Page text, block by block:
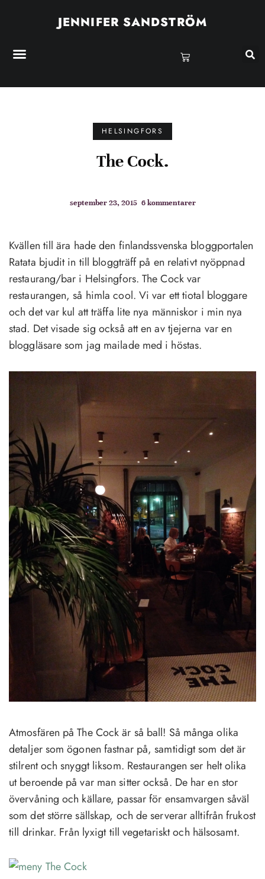
JENNIFER SANDSTRÖM
HELSINGFORS
The Cock.
september 23, 2015 6 kommentarer
Kvällen till ära hade den finlandssvenska bloggportalen
Ratata bjudit in till bloggträff på en relativt nyöppnad
restaurang/bar i Helsingfors. The Cock var
restaurangen, så himla cool. Vi var ett tiotal bloggare
och det var kul att träffa lite nya människor i min nya
stad. Det visade sig också att en av tjejerna var en
bloggläsare som jag mailade med i höstas.
Atmosfären på The Cock är så ball! Så många olika
detaljer som ögonen fastnar på, samtidigt som det är
stilrent och snyggt liksom. Restaurangen ser helt olika
ut beroende på var man sitter också. De har en stor
övervåning och källare, passar för ensamvargen såväl
som det större sällskap, och de serverar alltifrån frukost
till drinkar. Från lyxigt till vegetariskt och hälsosamt.